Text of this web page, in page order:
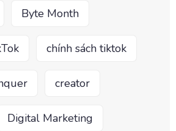
Byte Month
chính sách tiktok
creator
Digital Marketing